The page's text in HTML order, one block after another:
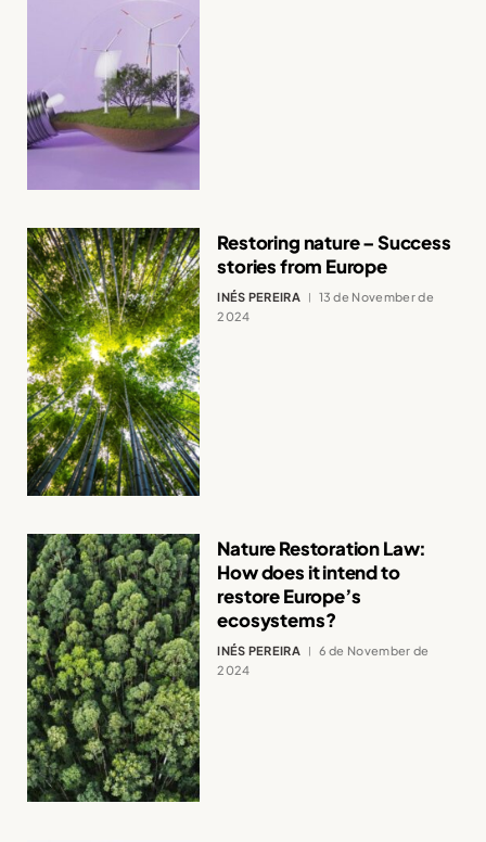
Restoring nature – Success
stories from Europe
INÉS PEREIRA
13 de November de
2024
Nature Restoration Law:
How does it intend to
restore Europe’s
ecosystems?
INÉS PEREIRA
6 de November de
2024